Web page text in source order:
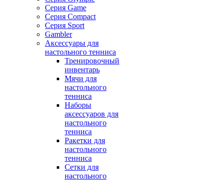
Серия Game
Серия Compact
Серия Sport
Gambler
Аксессуары для
настольного тенниса
Тренировочный
инвентарь
Мячи для
настольного
тенниса
Наборы
аксессуаров для
настольного
тенниса
Ракетки для
настольного
тенниса
Сетки для
настольного